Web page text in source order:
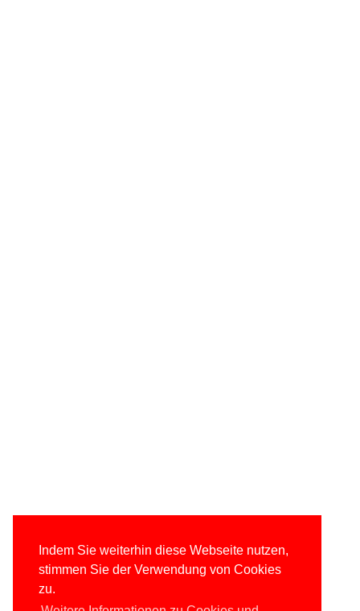
Indem Sie weiterhin diese Webseite nutzen,
stimmen Sie der Verwendung von Cookies
zu.